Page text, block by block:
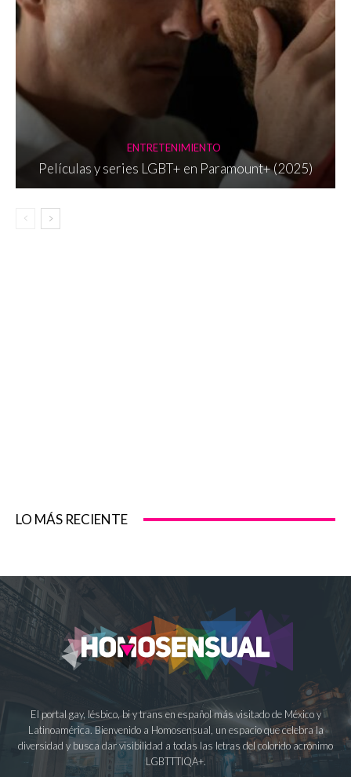
ENTRETENIMIENTO
Películas y series LGBT+ en Paramount+ (2025)
LO MÁS RECIENTE
El portal gay, lésbico, bi y trans en español más visitado de México y
Latinoamérica. Bienvenido a Homosensual, un espacio que celebra la
diversidad y busca dar visibilidad a todas las letras del colorido acrónimo
LGBTTTIQA+.